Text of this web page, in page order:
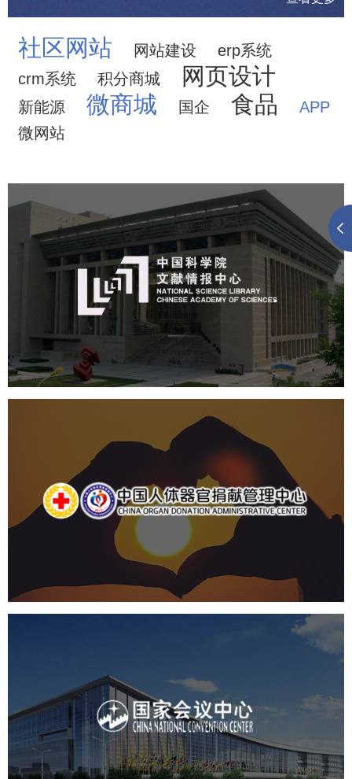
社区网站 网站建设
erp系统
crm系统
积分商城 网页设计
新能源 微商城 国企 食品
APP
微网站
中国科学院文献情报中心
网站建设
数字博物馆建设
展厅空间设计
产品展厅设计
中国人体器官捐献管理中心
国企 品牌官网 网站建设
国家会议中心
专业服务 网站建设 网站设计